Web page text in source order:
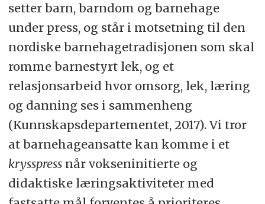
setter barn, barndom og barnehage
under press, og står i motsetning til den
nordiske barnehagetradisjonen som skal
romme barnestyrt lek, og et
relasjonsarbeid hvor omsorg, lek, læring
og danning ses i sammenheng
(Kunnskapsdepartementet, 2017). Vi tror
at barnehageansatte kan komme i et
krysspressnår vokseninitierte og
didaktiske læringsaktiviteter med